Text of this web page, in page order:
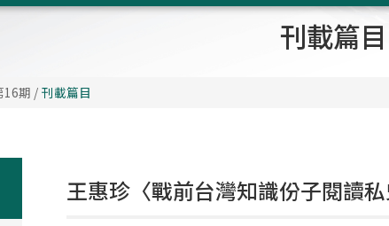
刊載篇目
16期 / 刊載篇目
王惠珍〈戰前台灣知識份子閱讀